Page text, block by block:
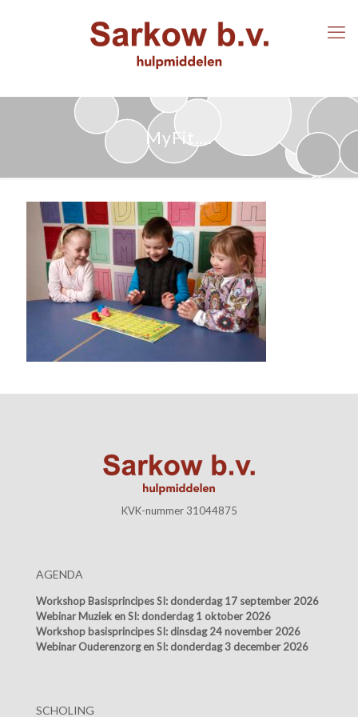
MyFit….
KVK-nummer 31044875
AGENDA
Workshop Basisprincipes SI: donderdag 17 september 2026
Webinar Muziek en SI: donderdag 1 oktober 2026
Workshop basisprincipes SI: dinsdag 24 november 2026
Webinar Ouderenzorg en SI: donderdag 3 december 2026
SCHOLING